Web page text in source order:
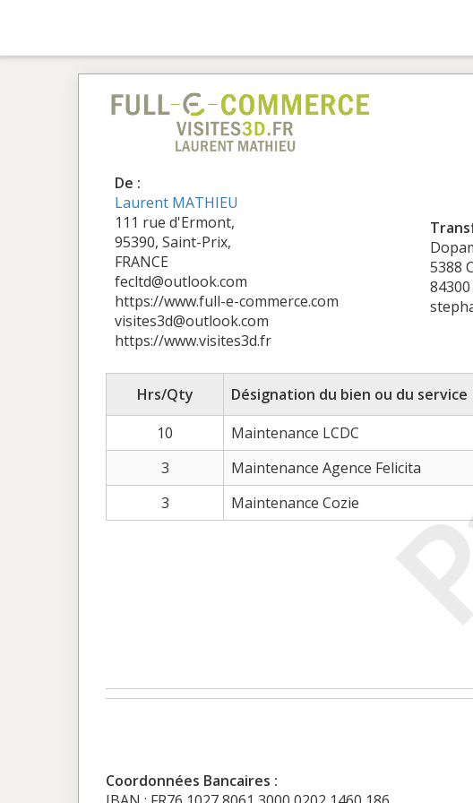
De :
Laurent MATHIEU
111 rue d'Ermont,
95390, Saint-Prix,
FRANCE
fecltd@outlook.com
https://www.full-e-commerce.com
visites3d@outlook.com
https://www.visites3d.fr
5388
84300
Hrs/Qty Désignation du bien ou du service
10
Maintenance LCDC
3
Maintenance Agence Felicita
3
Maintenance Cozie
Coordonnées Bancaires :